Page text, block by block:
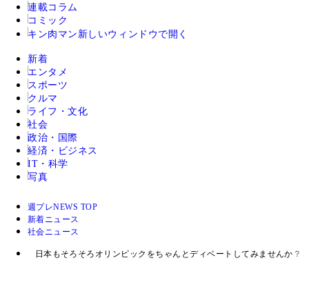
連載コラム
コミック
キン肉マン 新しいウィンドウで開く
新着
エンタメ
スポーツ
クルマ
ライフ・文化
社会
政治・国際
経済・ビジネス
IT・科学
写真
週プレNEWS TOP
新着ニュース
社会ニュース
日本もそろそろオリンピックをちゃんとディベートしてみませんか？